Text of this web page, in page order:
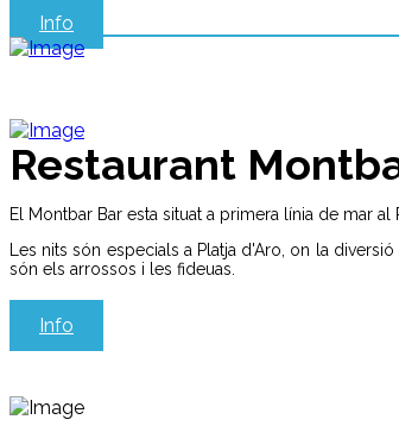
Info
Restaurant
El Montbar Bar esta situat a primera línia de mar
Les nits són especials a Platja d'Aro, on la
són els arrossos i les fideuas.
Info